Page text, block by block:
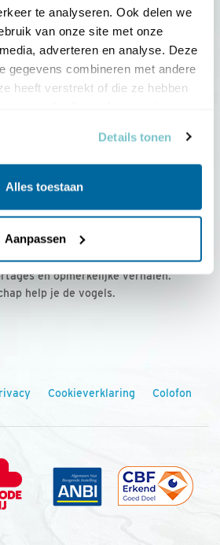
te analyseren. Ook delen we
van onze site met onze
adverteren en analyse. Deze
gegevens combineren met andere
heeft verstrekt of die ze hebben
Details tonen
Alles toestaan
Aanpassenvoor € 36,00 per jaar
voor onze leden, met
en opmerkelijke verhalen.
help je de vogels.
Cookieverklaring Colofon